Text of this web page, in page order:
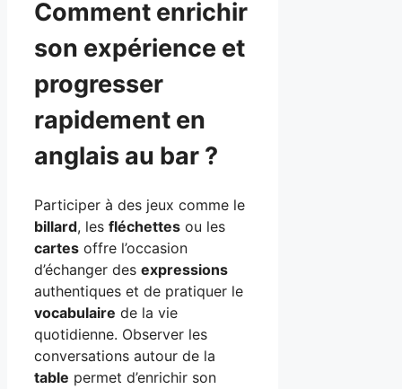
Comment enrichir
son expérience et
progresser
rapidement en
anglais au bar ?
Participer à des jeux comme le
billard, les fléchettes ou les
cartes offre l’occasion
d’échanger des expressions
authentiques et de pratiquer le
vocabulaire de la vie
quotidienne. Observer les
conversations autour de la
table permet d’enrichir son